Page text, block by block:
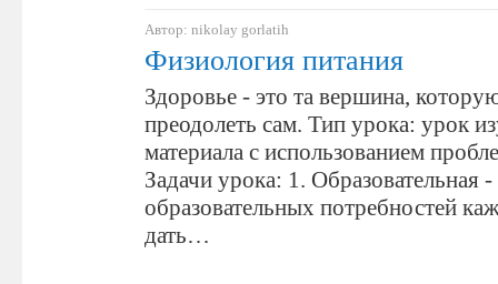
Автор: nikolay gorlatih
Физиология питания
Здоровье - это та вершина,
преодолеть сам. Тип урока: урок
материала с использованием
Задачи урока: 1. Образовательная
образовательных потребностей
дать…